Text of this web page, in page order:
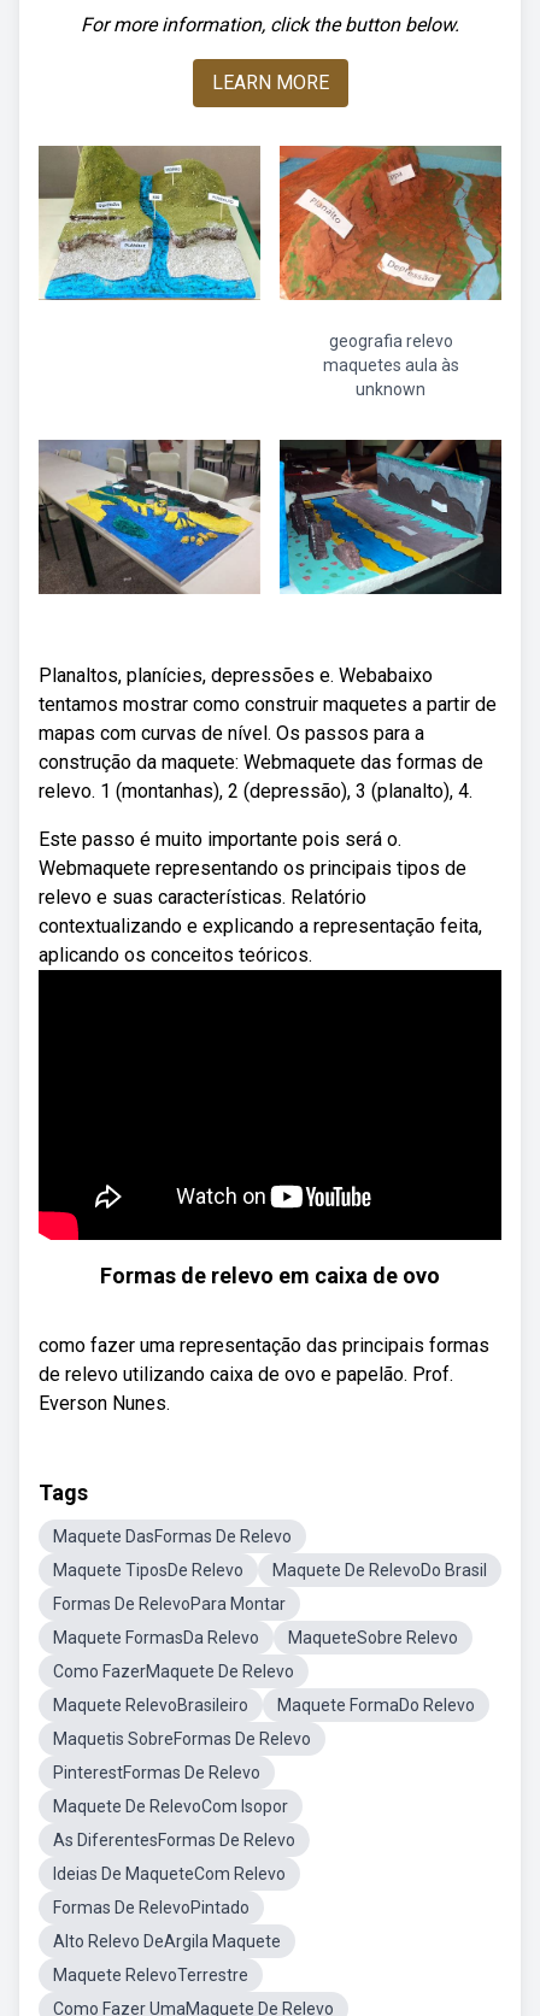
For more information, click the button below.
LEARN MORE
geografia relevo
maquetes aula às
unknown
Planaltos, planícies, depressões e. Webabaixo
tentamos mostrar como construir maquetes a partir de
mapas com curvas de nível. Os passos para a
construção da maquete: Webmaquete das formas de
relevo. 1 (montanhas), 2 (depressão), 3 (planalto), 4.
Este passo é muito importante pois será o.
Webmaquete representando os principais tipos de
relevo e suas características. Relatório
contextualizando e explicando a representação feita,
aplicando os conceitos teóricos.
Formas de relevo em caixa de ovo
como fazer uma representação das principais formas
de relevo utilizando caixa de ovo e papelão. Prof.
Everson Nunes.
Tags
Maquete DasFormas De Relevo
Maquete TiposDe Relevo
Maquete De RelevoDo Brasil
Formas De RelevoPara Montar
Maquete FormasDa Relevo
MaqueteSobre Relevo
Como FazerMaquete De Relevo
Maquete RelevoBrasileiro
Maquete FormaDo Relevo
Maquetis SobreFormas De Relevo
PinterestFormas De Relevo
Maquete De RelevoCom Isopor
As DiferentesFormas De Relevo
Ideias De MaqueteCom Relevo
Formas De RelevoPintado
Alto Relevo DeArgila Maquete
Maquete RelevoTerrestre
Como Fazer UmaMaquete De Relevo